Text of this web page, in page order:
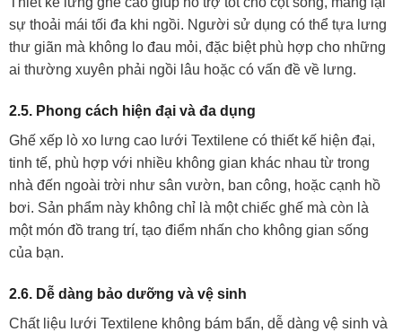
sự thoải mái tối đa khi ngồi. Người sử dụng có thể tựa lưng
thư giãn mà không lo đau mỏi, đặc biệt phù hợp cho những
ai thường xuyên phải ngồi lâu hoặc có vấn đề về lưng.
2.5. Phong cách hiện đại và đa dụng
Ghế xếp lò xo lưng cao lưới Textilene có thiết kế hiện đại,
tinh tế, phù hợp với nhiều không gian khác nhau từ trong
nhà đến ngoài trời như sân vườn, ban công, hoặc cạnh hồ
bơi. Sản phẩm này không chỉ là một chiếc ghế mà còn là
một món đồ trang trí, tạo điểm nhấn cho không gian sống
của bạn.
2.6. Dễ dàng bảo dưỡng và vệ sinh
Chất liệu lưới Textilene không bám bẩn, dễ dàng vệ sinh và